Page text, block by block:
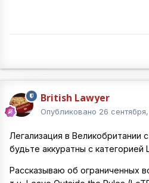
British Lawyer
Опубликовано 26
Легализация в Великобритании
будьте аккуратны с категорией
Рассказываю об ограниченных